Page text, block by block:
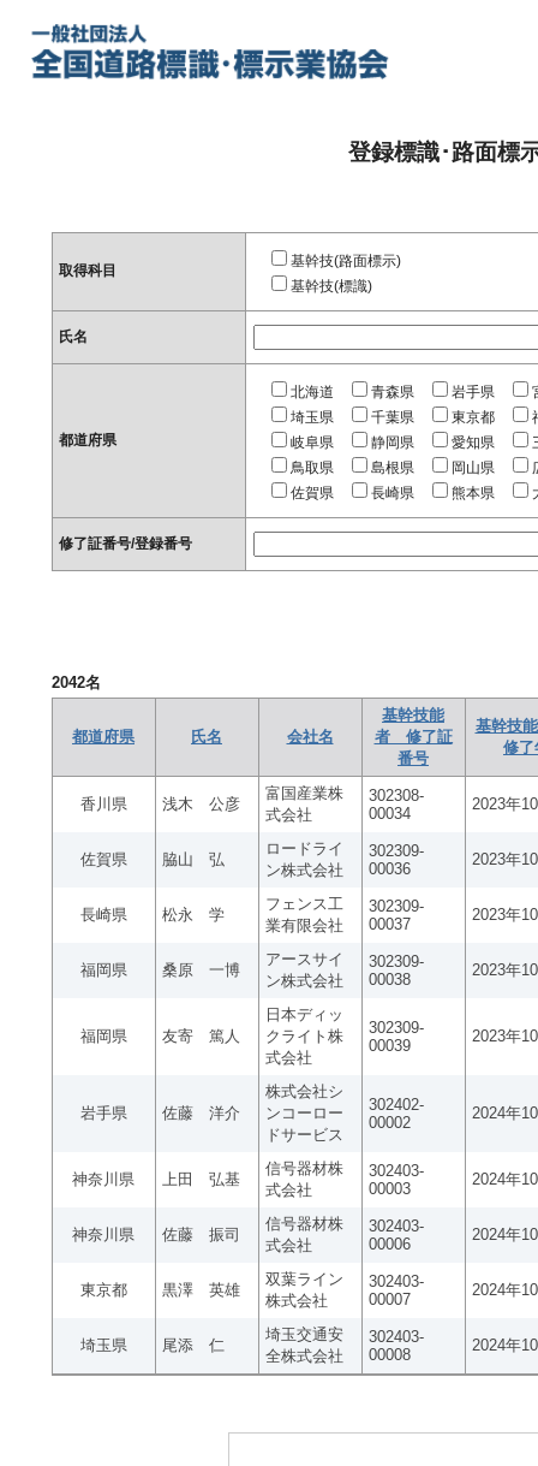
登録標識･路面標
取得科目
基幹技(路面標示)
基幹技(標識)
氏名
都道府県
北海道 青森県 岩手県
埼玉県
千葉県 東京都
岐阜県
静岡県 愛知県
鳥取県
島根県 岡山県
佐賀県
長崎県 熊本県
修了証番号/登録番号
2042名
都道府県 氏名 会社名
基幹技能
者 修了証
番号
基幹技
修了
香川県 浅木 公彦
富国産業株
式会社
302308-
00034
2023年
佐賀県 脇山 弘
ロードライ
ン株式会社
302309-
00036
2023年
長崎県 松永 学
フェンス工
業有限会社
302309-
00037
2023年
福岡県 桑原 一博
アースサイ
ン株式会社
302309-
00038
2023年
福岡県 友寄 篤人
日本ディッ
クライト株
式会社
302309-
00039
2023年
岩手県 佐藤 洋介
株式会社シ
ンコーロー
ドサービス
302402-
00002
2024年
神奈川県 上田 弘基
信号器材株
式会社
302403-
00003
2024年
神奈川県 佐藤 振司
信号器材株
式会社
302403-
00006
2024年
東京都 黒澤 英雄
双葉ライン
株式会社
302403-
00007
2024年
埼玉県 尾添 仁
埼玉交通安
全株式会社
302403-
00008
2024年